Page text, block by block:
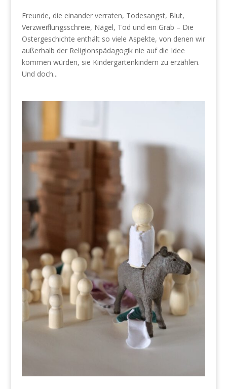
Freunde, die einander verraten, Todesangst, Blut,
Verzweiflungsschreie, Nägel, Tod und ein Grab – Die
Ostergeschichte enthält so viele Aspekte, von denen wir
außerhalb der Religionspädagogik nie auf die Idee
kommen würden, sie Kindergartenkindern zu erzählen.
Und doch...